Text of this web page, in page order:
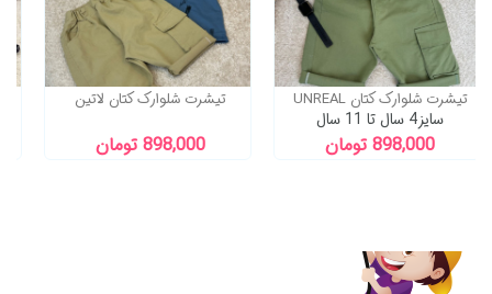
تیشرت شلوارک کتان UNREAL
898,000 تومان
ست راحتی نرمالو دختر
سایز 7 ماه تا 13 سال
698,000 تومان